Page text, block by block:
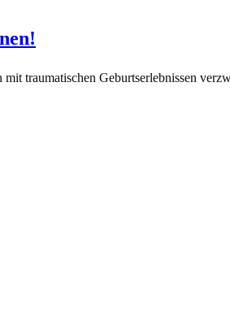
traumatischen Geburtserlebnissen